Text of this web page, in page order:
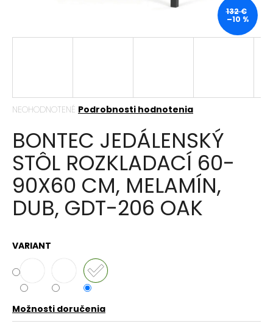
Priemerné
produktu
je
0,0
z
5
hviezdičiek.
NEOHODNOTENÉ Podrobnosti hodnotenia
BONTEC JEDÁLENSKÝ
STÔL ROZKLADACÍ 60-
90X60 CM, MELAMÍN,
DUB, GDT-206 OAK
VARIANT
Možnosti doručenia
132 €
–10 %
HĽADAŤ
O
d
p
r
č
a
e